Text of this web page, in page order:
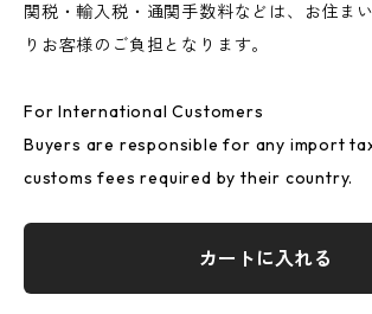
関税・輸入税・通関手数料などは、お住ま
りお客様のご負担となります。
For International Customers
Buyers are responsible for any import
customs fees required by their country.
カートに入れる